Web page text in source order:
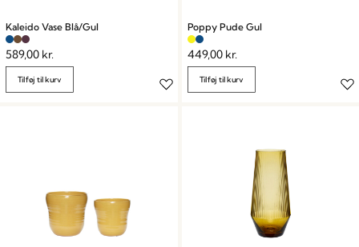
Kaleido Vase Blå/Gul
589,00 kr.
Tilføj til kurv
Poppy Pude Gul
449,00 kr.
Tilføj til kurv